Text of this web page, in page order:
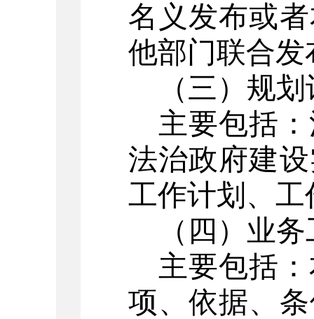
名义发布或
他部门联合
（三）规
主要包括：
法治政府建
工作计划、
（四）业
主要包括
项、依据、